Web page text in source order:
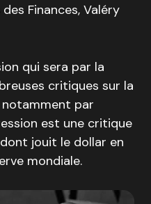
Finances, Valéry
qui sera par la
critiques sur la
par
est une critique
jouit le dollar en
mondiale.